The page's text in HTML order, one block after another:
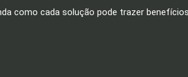
como cada solução pode trazer